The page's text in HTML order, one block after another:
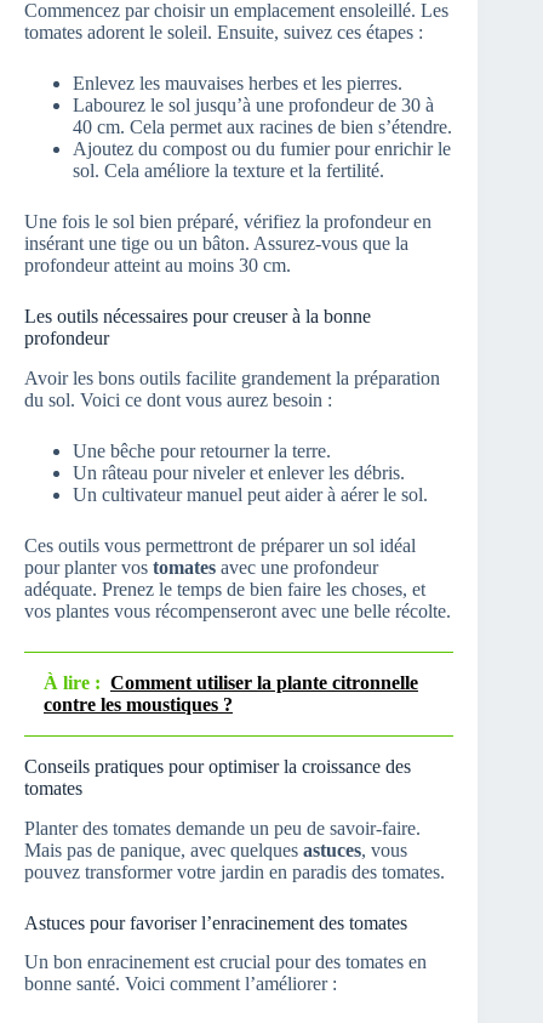
Commencez par choisir un emplacement ensoleillé. Les
tomates adorent le soleil. Ensuite, suivez ces étapes :
Enlevez les mauvaises herbes et les pierres.
Labourez le sol jusqu’à une profondeur de 30 à
40 cm. Cela permet aux racines de bien s’étendre.
Ajoutez du compost ou du fumier pour enrichir le
sol. Cela améliore la texture et la fertilité.
Une fois le sol bien préparé, vérifiez la profondeur en
insérant une tige ou un bâton. Assurez-vous que la
profondeur atteint au moins 30 cm.
Les outils nécessaires pour creuser à la bonne
profondeur
Avoir les bons outils facilite grandement la préparation
du sol. Voici ce dont vous aurez besoin :
Une bêche pour retourner la terre.
Un râteau pour niveler et enlever les débris.
Un cultivateur manuel peut aider à aérer le sol.
Ces outils vous permettront de préparer un sol idéal
pour planter vos tomates avec une profondeur
adéquate. Prenez le temps de bien faire les choses, et
vos plantes vous récompenseront avec une belle récolte.
À lire : Comment utiliser la plante citronnelle
contre les moustiques ?
Conseils pratiques pour optimiser la croissance des
tomates
Planter des tomates demande un peu de savoir-faire.
Mais pas de panique, avec quelques astuces, vous
pouvez transformer votre jardin en paradis des tomates.
Astuces pour favoriser l’enracinement des tomates
Un bon enracinement est crucial pour des tomates en
bonne santé. Voici comment l’améliorer :